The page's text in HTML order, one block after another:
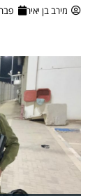
מירב בן יאיר פברואר